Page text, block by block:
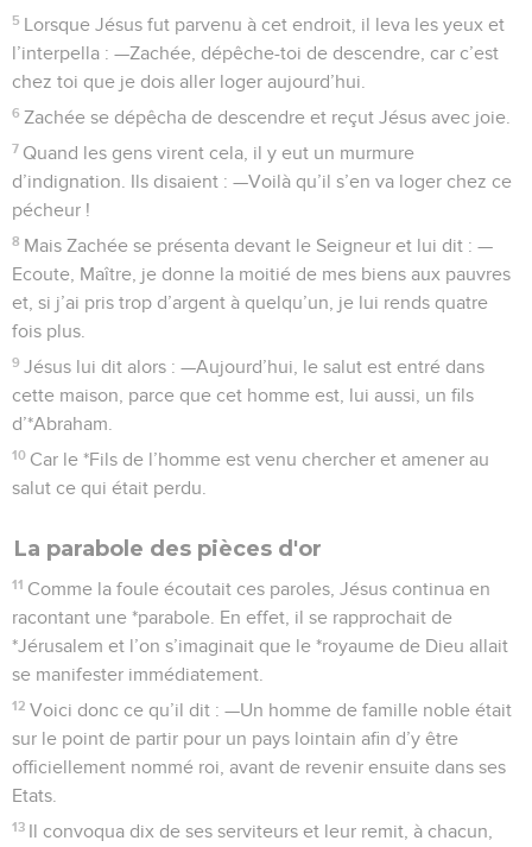
5 Lorsque Jésus fut parvenu à cet endroit, il leva les yeux et
l’interpella : —Zachée, dépêche-toi de descendre, car c’est
chez toi que je dois aller loger aujourd’hui.
6 Zachée se dépêcha de descendre et reçut Jésus avec joie.
7 Quand les gens virent cela, il y eut un murmure
d’indignation. Ils disaient : —Voilà qu’il s’en va loger chez ce
pécheur !
8 Mais Zachée se présenta devant le Seigneur et lui dit : —
Ecoute, Maître, je donne la moitié de mes biens aux pauvres
et, si j’ai pris trop d’argent à quelqu’un, je lui rends quatre
fois plus.
9 Jésus lui dit alors : —Aujourd’hui, le salut est entré dans
cette maison, parce que cet homme est, lui aussi, un fils
d’*Abraham.
10 Car le *Fils de l’homme est venu chercher et amener au
salut ce qui était perdu.
La parabole des pièces d'or
11 Comme la foule écoutait ces paroles, Jésus continua en
racontant une *parabole. En effet, il se rapprochait de
*Jérusalem et l’on s’imaginait que le *royaume de Dieu allait
se manifester immédiatement.
12 Voici donc ce qu’il dit : —Un homme de famille noble était
sur le point de partir pour un pays lointain afin d’y être
officiellement nommé roi, avant de revenir ensuite dans ses
Etats.
13 Il convoqua dix de ses serviteurs et leur remit, à chacun,